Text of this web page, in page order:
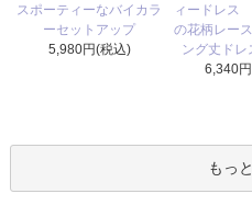
スポーティーなバイカラ
ーセットアップ
5,980円(税込)
ィードレス
の花柄レー
ング丈ド
6,340
もっ